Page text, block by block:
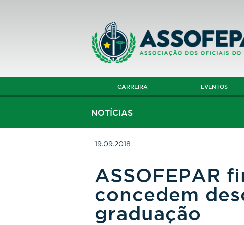
CARREIRA EVENTOS
NOTÍCIAS
19.09.2018
ASSOFEPAR
concedem
graduação